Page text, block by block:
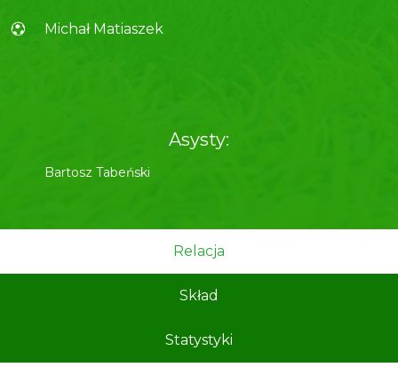
Michał Matiaszek
Asysty:
Bartosz Tabeński
Relacja
Skład
Statystyki